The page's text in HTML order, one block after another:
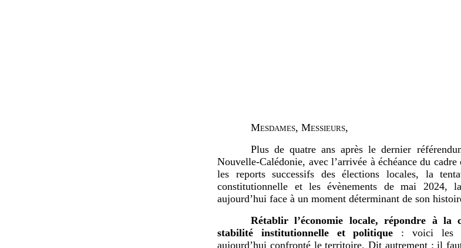
Mesdames, Messieurs,
Plus de quatre ans après le dernier
Nouvelle-Calédonie, avec l’arrivée à échéance du
les reports successifs des élections locales, la
constitutionnelle et les évènements de mai 2024,
aujourd’hui face à un moment déterminant de son
Rétablir l’économie locale, répondre à la
stabilité institutionnelle et politique : voici les
aujourd’hui confronté le territoire. Dit autrement : il